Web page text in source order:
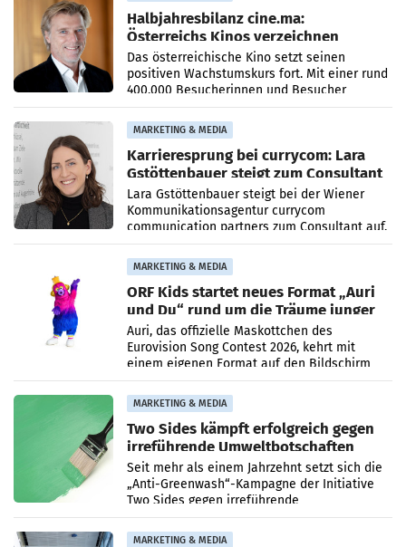
Halbjahresbilanz cine.ma:
Österreichs Kinos verzeichnen
400.000 Besucher mehr
Das österreichische Kino setzt seinen
positiven Wachstumskurs fort. Mit einer rund
400.000 Besucherinnen und Besucher
höheren Nettoreichweite im ersten Halbjahr
2026 gegenüber dem
MARKETING & MEDIA
Karrieresprung bei currycom: Lara
Gstöttenbauer steigt zum Consultant
auf
Lara Gstöttenbauer steigt bei der Wiener
Kommunikationsagentur currycom
communication partners zum Consultant auf.
Die 27-jährige Beraterin betreut Kundinnen
und Kunden in den Bereichen
MARKETING & MEDIA
ORF Kids startet neues Format „Auri
und Du“ rund um die Träume junger
Menschen
Auri, das offizielle Maskottchen des
Eurovision Song Contest 2026, kehrt mit
einem eigenen Format auf den Bildschirm
zurück. In der neuen Sendung „Auri und Du“
bei ORF Kids steht
MARKETING & MEDIA
Two Sides kämpft erfolgreich gegen
irreführende Umweltbotschaften
beim Papiereinsatz
Seit mehr als einem Jahrzehnt setzt sich die
„Anti-Greenwash“-Kampagne der Initiative
Two Sides gegen irreführende
Umweltaussagen bei Papierkommunikation
und papierbasierten Verpackungen
MARKETING & MEDIA